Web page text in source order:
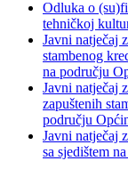
Odluka o
tehničkoj
Javni natječaj
stambenog
na području
Javni natječaj
zapuštenih
području
Javni natječaj
sa sjedištem